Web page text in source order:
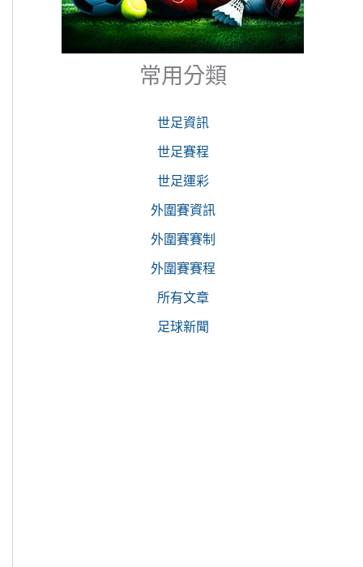
常用分類
世足資訊
世足賽程
世足運彩
外圍賽資訊
外圍賽賽制
外圍賽賽程
所有文章
足球新聞